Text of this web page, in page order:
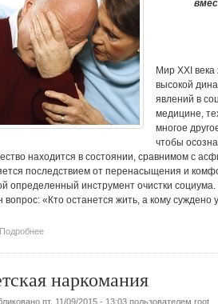
Мир XXI века
высокой
явлений в
медицине,
многое
чтобы
находится в состоянии, сравнимом с
последствием от перенасыщения и
определенный инструмент очистки
вопрос: «Кто останется жить, а кому суждено
Подробнеео Созависимость
наркомания
пт, 11/09/2015 - 13:03 пользователем root